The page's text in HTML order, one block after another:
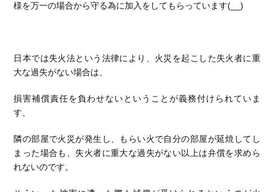
様を万一の場合から守る為に加入をしてもらっています(__)
日本では失火法という法律により、火災を起こした失火者に重
大な過失がない場合は、
損害補償責任を負わせないということが義務付けられていま
す、
隣の部屋で火災が発生し、もらい火で自分の部屋が延焼してし
まった場合も、失火者に重大な過失がない以上は弁償を求めら
れないのです。